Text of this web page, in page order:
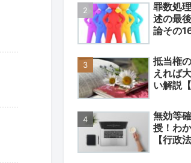
罪数処
述の最
論その16
抵当権
えれば
い解説
無効等
授！わ
【行政